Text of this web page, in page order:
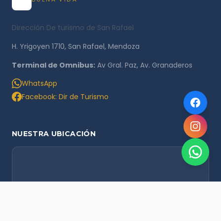
Dirección De turismo de San Rafael
H. Yrigoyen 1710, San Rafael, Mendoza
Terminal de Omnibus: Av Gral. Paz, Av. Granaderos
WhatsApp
Facebook: Dir de Turismo
NUESTRA UBICACIÓN